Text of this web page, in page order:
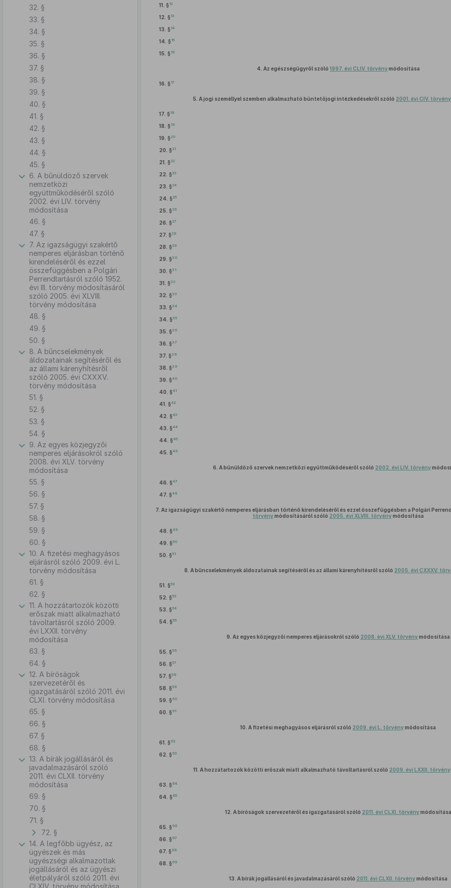
32. §
33. §
34. §
35. §
36. §
37. §
38. §
39. §
40. §
41. §
42. §
43. §
44. §
45. §
6. A bűnüldöző szervek
nemzetközi
együttműködéséről szóló
2002. évi LIV. törvény
módosítása
46. §
47. §
7. Az igazságügyi szakértő
nemperes eljárásban történő
kirendeléséről és ezzel
összefüggésben a Polgári
Perrendtartásról szóló 1952.
évi III. törvény módosításáról
szóló 2005. évi XLVIII.
törvény módosítása
48. §
49. §
50. §
8. A bűncselekmények
áldozatainak segítéséről és
az állami kárenyhítésről
szóló 2005. évi CXXXV.
törvény módosítása
51. §
52. §
53. §
54. §
9. Az egyes közjegyzői
nemperes eljárásokról szóló
2008. évi XLV. törvény
módosítása
55. §
56. §
57. §
58. §
59. §
60. §
10. A fizetési meghagyásos
eljárásról szóló 2009. évi L.
törvény módosítása
61. §
62. §
11. A hozzátartozók közötti
erőszak miatt alkalmazható
távoltartásról szóló 2009.
évi LXXII. törvény
módosítása
63. §
64. §
12. A bíróságok
szervezetéről és
igazgatásáról szóló 2011. évi
CLXI. törvény módosítása
65. §
66. §
67. §
68. §
13. A bírák jogállásáról és
javadalmazásáról szóló
2011. évi CLXII. törvény
módosítása
69. §
70. §
71. §
72. §
14. A legfőbb ügyész, az
ügyészek és más
ügyészségi alkalmazottak
jogállásáról és az ügyészi
életpályáról szóló 2011. évi
CLXIV. törvény módosítása
11. § 12
12. § 13
13. § 14
14. § 15
15. § 16
4. Az egészségügyről szóló 1997. évi CLIV. törvénymódosítása
16. § 17
5. A jogi személlyel szemben alkalmazható büntetőjogi intézkedésekről szóló 2001. évi CIV. törvény
17. § 18
18. § 19
19. §20
20. §21
21. §22
22. §23
23. §24
24. §25
25. §26
26. §27
27. §28
28. §29
29. §30
30. §31
31. §32
32. §33
33. §34
34. §35
35. §36
36. §37
37. §38
38. §39
39. §40
40. §41
41. §42
42. §43
43. §44
44. §45
45. §46
6. A bűnüldöző szervek nemzetközi együttműködéséről szóló 2002. évi LIV. törvény
46. §47
47. §48
7. Az igazságügyi szakértő nemperes eljárásban történő kirendeléséről és ezzel összefüggésben a Polgári
törvénymódosításáról szóló 2005. évi XLVIII. törvénymódosítása
48. §49
49. §50
50. §51
8. A bűncselekmények áldozatainak segítéséről és az állami kárenyhítésről szóló 2005. évi CXXXV.
51. §52
52. §53
53. §54
54. §55
9. Az egyes közjegyzői nemperes eljárásokról szóló 2008. évi XLV. törvénymódosítása
55. §56
56. §57
57. §58
58. §59
59. § 60
60. § 61
10. A fizetési meghagyásos eljárásról szóló 2009. évi L. törvénymódosítása
61. § 62
62. § 63
11. A hozzátartozók közötti erőszak miatt alkalmazható távoltartásról szóló 2009. évi LXXII. törvény
63. § 64
64. § 65
12. A bíróságok szervezetéről és igazgatásáról szóló 2011. évi CLXI. törvénymódosítása
65. § 66
66. § 67
67. § 68
68. § 69
13. A bírák jogállásáról és javadalmazásáról szóló 2011. évi CLXII. törvénymódosítása